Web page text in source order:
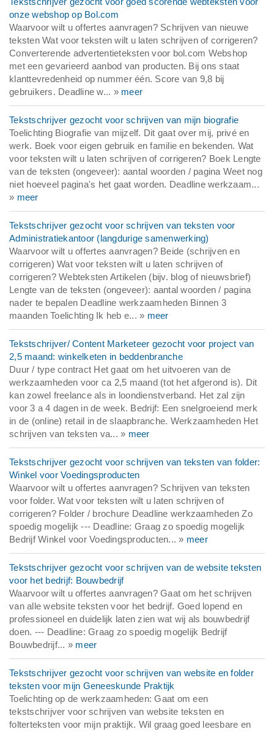
onze webshop op Bol.com
Waarvoor wilt u offertes aanvragen? Schrijven van nieuwe
teksten Wat voor teksten wilt u laten schrijven of corrigeren?
Converterende advertentieteksten voor bol.com Webshop
met een gevarieerd aanbod van producten. Bij ons staat
klanttevredenheid op nummer één. Score van 9,8 bij
gebruikers. Deadline w... » meer
Tekstschrijver gezocht voor schrijven van mijn biografie
Toelichting Biografie van mijzelf. Dit gaat over mij, privé en
werk. Boek voor eigen gebruik en familie en bekenden. Wat
voor teksten wilt u laten schrijven of corrigeren? Boek Lengte
van de teksten (ongeveer): aantal woorden / pagina Weet nog
niet hoeveel pagina's het gaat worden. Deadline werkzaam...
» meer
Tekstschrijver gezocht voor schrijven van teksten voor
Administratiekantoor (langdurige samenwerking)
Waarvoor wilt u offertes aanvragen? Beide (schrijven en
corrigeren) Wat voor teksten wilt u laten schrijven of
corrigeren? Webteksten Artikelen (bijv. blog of nieuwsbrief)
Lengte van de teksten (ongeveer): aantal woorden / pagina
nader te bepalen Deadline werkzaamheden Binnen 3
maanden Toelichting Ik heb e... » meer
Tekstschrijver/ Content Marketeer gezocht voor project van
2,5 maand: winkelketen in beddenbranche
Duur / type contract Het gaat om het uitvoeren van de
werkzaamheden voor ca 2,5 maand (tot het afgerond is). Dit
kan zowel freelance als in loondienstverband. Het zal zijn
voor 3 a 4 dagen in de week. Bedrijf: Een snelgroeiend merk
in de (online) retail in de slaapbranche. Werkzaamheden Het
schrijven van teksten va... » meer
Tekstschrijver gezocht voor schrijven van teksten van folder:
Winkel voor Voedingsproducten
Waarvoor wilt u offertes aanvragen? Schrijven van teksten
voor folder. Wat voor teksten wilt u laten schrijven of
corrigeren? Folder / brochure Deadline werkzaamheden Zo
spoedig mogelijk --- Deadline: Graag zo spoedig mogelijk
Bedrijf Winkel voor Voedingsproducten... » meer
Tekstschrijver gezocht voor schrijven van de website teksten
voor het bedrijf: Bouwbedrijf
Waarvoor wilt u offertes aanvragen? Gaat om het schrijven
van alle website teksten voor het bedrijf. Goed lopend en
professioneel en duidelijk laten zien wat wij als bouwbedrijf
doen. --- Deadline: Graag zo spoedig mogelijk Bedrijf
Bouwbedrijf... » meer
Tekstschrijver gezocht voor schrijven van website en folder
teksten voor mijn Geneeskunde Praktijk
Toelichting op de werkzaamheden: Gaat om een
tekstschrijver voor schrijven van website teksten en
folterteksten voor mijn praktijk. Wil graag goed leesbare en